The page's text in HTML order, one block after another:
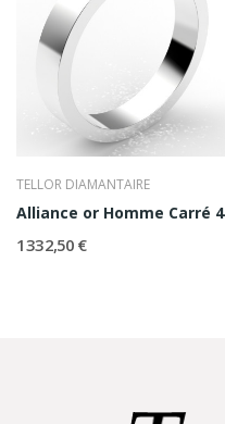
TELLOR DIAMANTAIRE
Alliance or Homme Carré 4
1 332,50 €